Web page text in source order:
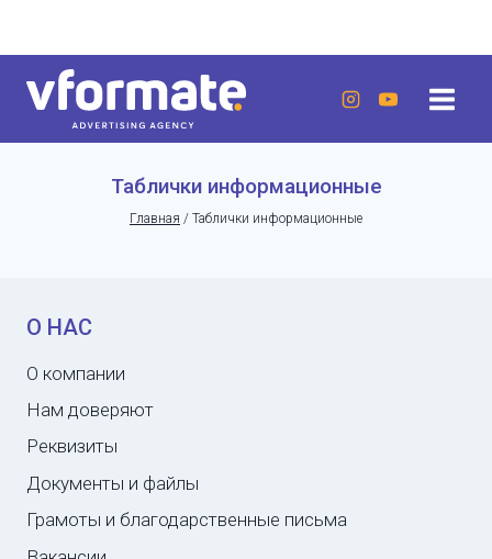
содержанию
Таблички информационные
Главная / Таблички информационные
О НАС
О компании
Нам доверяют
Реквизиты
Документы и файлы
Грамоты и благодарственные письма